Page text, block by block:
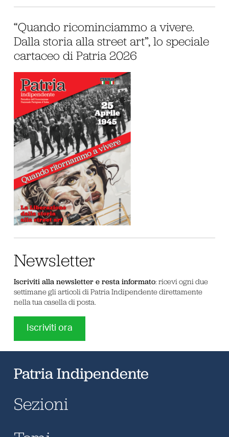
“Quando ricominciammo a vivere.
Dalla storia alla street art”, lo speciale
cartaceo di Patria 2026
Newsletter
Iscriviti alla newsletter e resta informato: ricevi ogni due
settimane gli articoli di Patria Indipendente direttamente
nella tua casella di posta.
Iscriviti ora
Patria Indipendente
Sezioni